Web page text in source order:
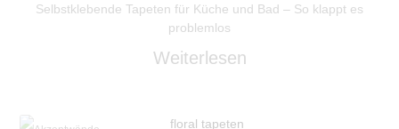
Selbstklebende Tapeten für Küche und Bad – So klappt es
problemlos
Weiterlesen